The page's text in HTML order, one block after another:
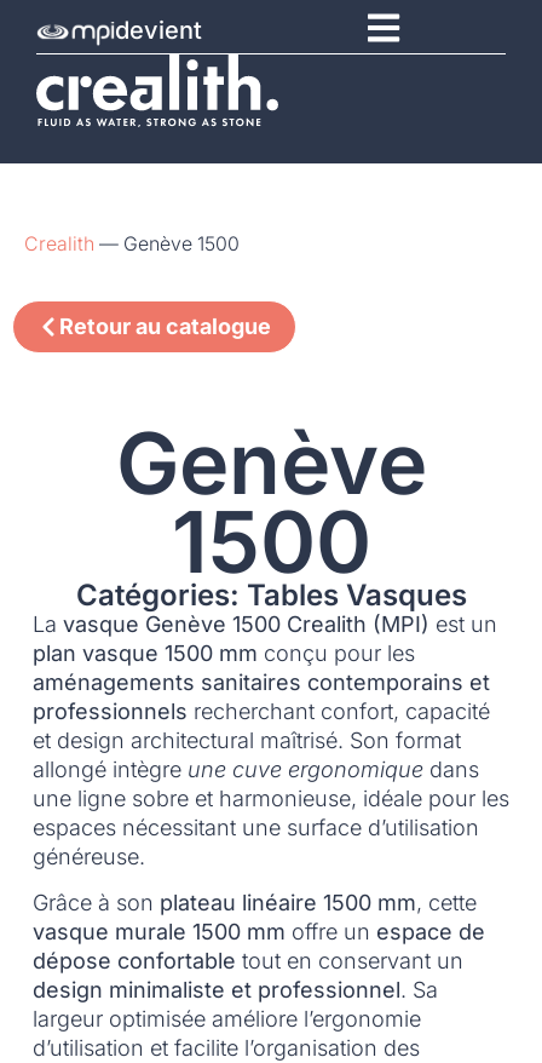
devient
Crealith — Genève 1500
Retour au catalogue
Genève
1500
Catégories: Tables Vasques
La vasque Genève 1500 Crealith (MPI) est un
plan vasque 1500 mm conçu pour les
aménagements sanitaires contemporains et
professionnels recherchant confort, capacité
et design architectural maîtrisé. Son format
allongé intègre une cuve ergonomiquedans
une ligne sobre et harmonieuse, idéale pour les
espaces nécessitant une surface d’utilisation
généreuse.
Grâce à son plateau linéaire 1500 mm, cette
vasque murale 1500 mm offre un espace de
dépose confortable tout en conservant un
design minimaliste et professionnel. Sa
largeur optimisée améliore l’ergonomie
d’utilisation et facilite l’organisation des